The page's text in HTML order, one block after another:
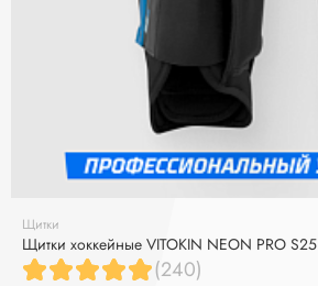
Щитки
Щитки хоккейные VITOKIN NEON PRO S25
(240)